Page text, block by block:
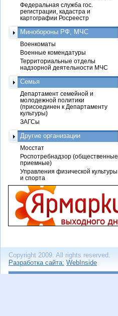
Федеральная служба гос.
регистрации, кадастра и
картографии Росреестр
Минобороны РФ, МЧС
Военкоматы
Военные комендатуры
Территориальные отделы
надзорной деятельности МЧС
Семья
Департамент семейной и
молодежной политики
(присоединен к Департаменту
культуры)
ЗАГСы
Другие организации
Мосстат
Роспотребнадзор (общественные
приемные)
Управления физической культуры
и спорта
Copyright 2009. All rights reserved.
Разработка сайта: WebInside